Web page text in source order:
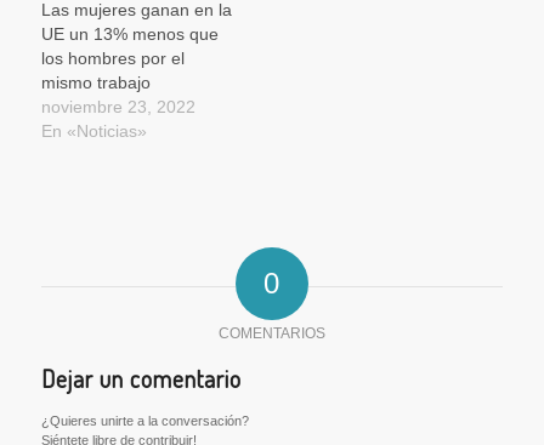
Las mujeres ganan en la
UE un 13% menos que
los hombres por el
mismo trabajo
noviembre 23, 2022
En «Noticias»
0
COMENTARIOS
Dejar un comentario
¿Quieres unirte a la conversación?
Siéntete libre de contribuir!